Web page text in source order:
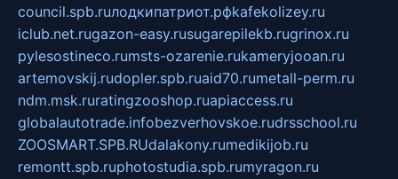
council.spb.ruлодкипатриот.рфkafekolizey.ru
iclub.net.rugazon-easy.rusugarepilekb.rugrinox.ru
pylesostineco.rumsts-ozarenie.rukameryjooan.ru
artemovskij.rudopler.spb.ruaid70.rumetall-perm.ru
ndm.msk.ruratingzooshop.ruapiaccess.ru
globalautotrade.infobezverhovskoe.rudrsschool.ru
ZOOSMART.SPB.RUdalakony.rumedikijob.ru
remontt.spb.ruphotostudia.spb.rumyragon.ru